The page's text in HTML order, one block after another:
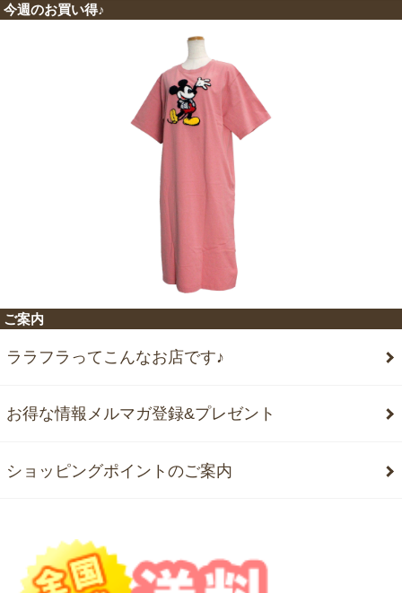
今週のお買い得♪
ご案内
ララフラってこんなお店です♪
お得な情報メルマガ登録&プレゼント
ショッピングポイントのご案内